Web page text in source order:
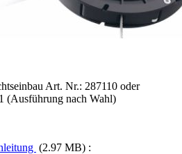
Art. Nr.: 287110 oder
(Ausführung nach Wahl)
(2.97 MB) :